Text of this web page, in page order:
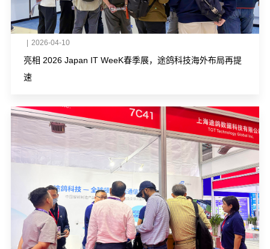
2026-04-10
亮相 2026 Japan IT WeeK春季展，途鸽科技海外布局再提
速